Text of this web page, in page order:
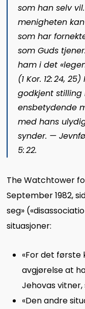
som han selv
menigheten
som har
som Guds
ham i det
(1 Kor. 12: 24, 25)
godkjent
ensbetydende
med hans
synder. —
5: 22.
The Watchtower for
September 1982,
seg»
situasjoner:
«For det
avgjørelse at
Jehovas vitner,
«Den andre